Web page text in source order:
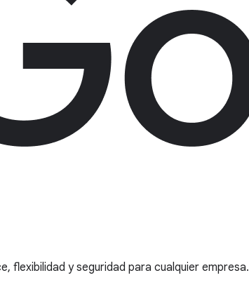
flexibilidad y seguridad para cualquier empresa.